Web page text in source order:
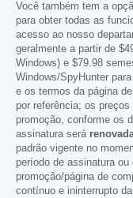
Você também tem a
para obter todas as
acesso ao nosso
geralmente a partir de
Windows) e $79.98
Windows/SpyHunter
e os termos da página
por referência; os
promoção, conforme os
assinatura será
padrão vigente no
período de assinatura
promoção/página de
contínuo e ininterrupto